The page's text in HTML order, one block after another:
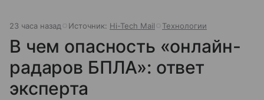
23 часа назад Источник: Hi-Tech Mail Технологии
В чем опасность «онлайн-
радаров БПЛА»: ответ
эксперта